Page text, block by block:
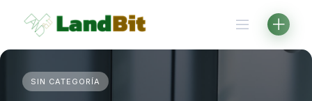
contenido
SIN CATEGORÍA